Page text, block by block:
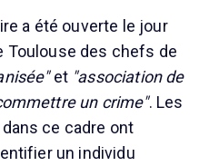
a été ouverte le jour
Toulouse des chefs de
et "association de
un crime". Les
ce cadre ont
un individu